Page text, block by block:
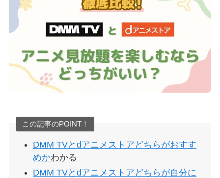
この記事のPOINT！
DMM TVとdアニメストアどちらがおすす
めかわかる
DMM TVとdアニメストアどちらが自分に